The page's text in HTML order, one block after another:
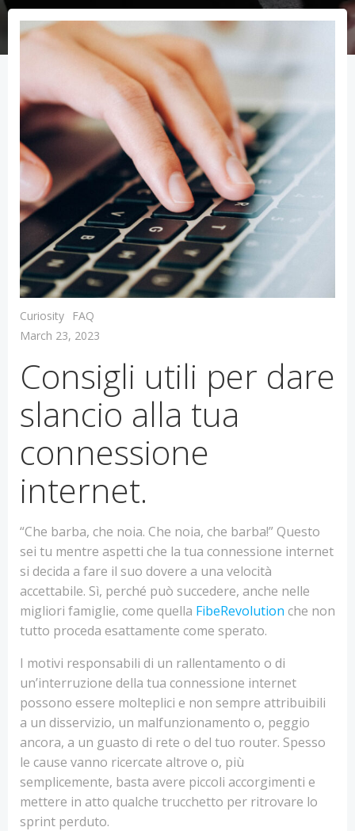
Curiosity
FAQ
March 23, 2023
Consigli utili per dare
slancio alla tua
connessione
internet.
“Che barba, che noia. Che noia, che barba!” Questo
sei tu mentre aspetti che la tua connessione internet
si decida a fare il suo dovere a una velocità
accettabile. Sì, perché può succedere, anche nelle
migliori famiglie, come quella FibeRevolution che non
tutto proceda esattamente come sperato.
I motivi responsabili di un rallentamento o di
un’interruzione della tua connessione internet
possono essere molteplici e non sempre attribuibili
a un disservizio, un malfunzionamento o, peggio
ancora, a un guasto di rete o del tuo router. Spesso
le cause vanno ricercate altrove o, più
semplicemente, basta avere piccoli accorgimenti e
mettere in atto qualche trucchetto per ritrovare lo
sprint perduto.